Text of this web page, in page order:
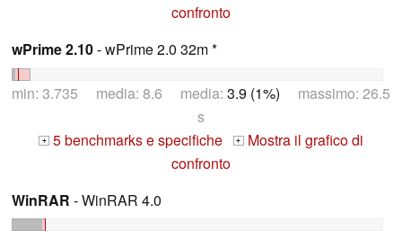
confronto
wPrime 2.10- wPrime 2.0 32m *
min: 3.735 media: 8.6 media: 3.9 (1%) massimo: 26.5
s
+ 5 benchmarks e specifiche + Mostra il grafico di
confronto
WinRAR - WinRAR 4.0